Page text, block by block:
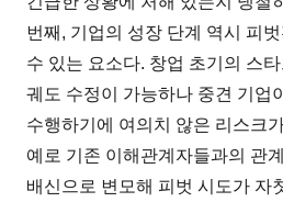
번째, 기업의 성장 단계 역시 피
수 있는 요소다. 창업 초기의 스
궤도 수정이 가능하나 중견 기업
수행하기에 여의치 않은 리스크
예로 기존 이해관계자들과의 관
배신으로 변모해 피벗 시도가 자